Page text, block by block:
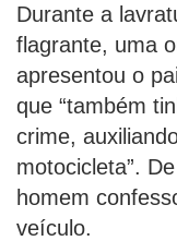
Durante a
flagrante, uma
apresentou o
que “também
crime,
motocicleta”.
homem
veículo.